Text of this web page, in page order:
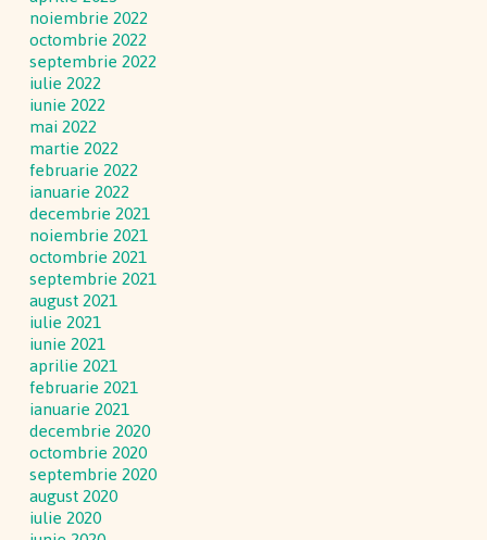
noiembrie 2022
octombrie 2022
septembrie 2022
iulie 2022
iunie 2022
mai 2022
martie 2022
februarie 2022
ianuarie 2022
decembrie 2021
noiembrie 2021
octombrie 2021
septembrie 2021
august 2021
iulie 2021
iunie 2021
aprilie 2021
februarie 2021
ianuarie 2021
decembrie 2020
octombrie 2020
septembrie 2020
august 2020
iulie 2020